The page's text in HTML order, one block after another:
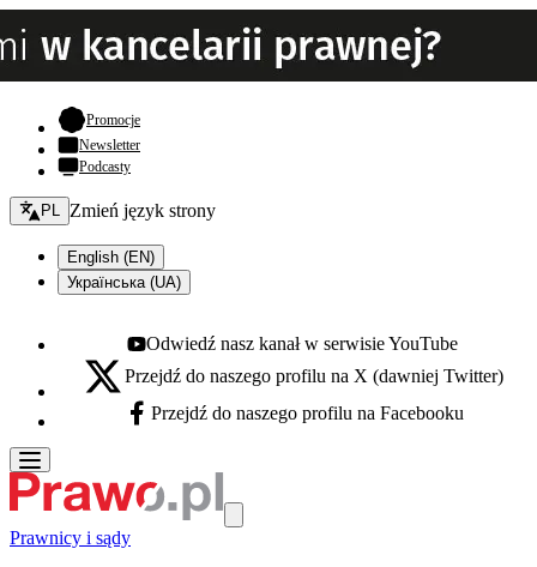
Promocje- otwiera się w nowej karcie
Newsletter
Podcasty
Zmień język - bieżący:
PL Zmień język strony
English (EN)
Українська (UA)
Youtube - otwiera się w nowej karcie
Odwiedź nasz kanał w serwisie YouTube
X - otwiera się w nowej karcie
Przejdź do naszego profilu na X (dawniej Twitter)
Facebook - otwiera się w nowej karcie
Przejdź do naszego profilu na Facebooku
Prawnicy i sądy